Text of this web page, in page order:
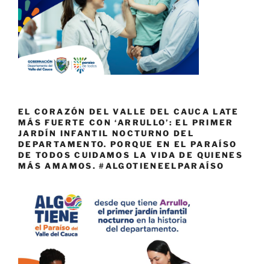
EL CORAZÓN DEL VALLE DEL CAUCA LATE
MÁS FUERTE CON ‘ARRULLO’: EL PRIMER
JARDÍN INFANTIL NOCTURNO DEL
DEPARTAMENTO. PORQUE EN EL PARAÍSO
DE TODOS CUIDAMOS LA VIDA DE QUIENES
MÁS AMAMOS. #ALGOTIENEELPARAÍSO